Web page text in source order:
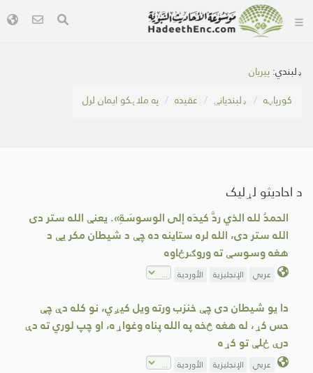
ډلبندي: پیریان
کور‌پاڼه
ډلبندیانې عقیده په ملاېکو ایمان لرل
د احادیثو لړلیک
الحمدُ لله الذي ردَّ كيدَه إلى الوسوسَةِ». یعنې الله ستر دی
الله ستر دی، الله لره ستاینه ده چې د شیطان مکر یې د
هغه وسوسې ته وروګرځاوه
عربي الإنجليزية الأوردية
دا یو شیطان دی چې خنزب ورته ویل کیږي، نو کله دې چې
حس کړ، له هغه څخه په الله پناه وغواړه، او چپ لوري ته دې
درې ځلې تو کړه
عربي الإنجليزية الأوردية